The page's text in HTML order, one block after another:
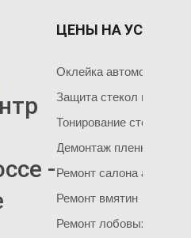
на услуги
Чем мы занимаемся
Команда мастеров
Социальные сети
Акция на тонировку
ГЛАВНАЯ
Оклейка
Оклейка
ОКЛЕЙКА
Оклейка
Оклейка
Оклейка
Оклейка
Оклейка автомобиля
Защита стекол пленкой
Ремонт салона
Ремонт вмятин
Ремонт лобовых стекол
Тонирование стекол
Демонтаж пленки
ЦЕНЫ НА УСЛУГИ
-